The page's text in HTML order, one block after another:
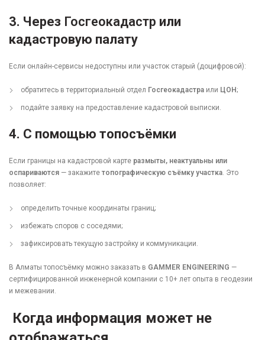
3. Через Госгеокадастр или
кадастровую палату
Если онлайн-сервисы недоступны или участок старый (доцифровой):
обратитесь в территориальный отдел Госгеокадастра или ЦОН;
подайте заявку на предоставление кадастровой выписки.
4. С помощью топосъёмки
Если границы на кадастровой карте размыты, неактуальны или
оспариваются — закажите топографическую съёмку участка. Это
позволяет:
определить точные координаты границ;
избежать споров с соседями;
зафиксировать текущую застройку и коммуникации.
В Алматы топосъёмку можно заказать в GAMMER ENGINEERING —
сертифицированной инженерной компании с 10+ лет опыта в геодезии
и межевании.
Когда информация может не